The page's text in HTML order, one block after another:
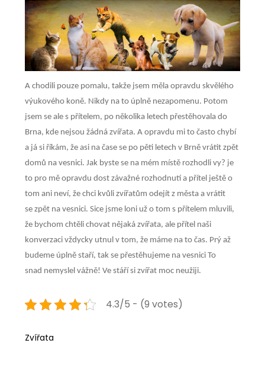
A chodili pouze pomalu, takže jsem měla opravdu skvělého
výukového koně. Nikdy na to úplně nezapomenu. Potom
jsem se ale s přítelem, po několika letech přestěhovala do
Brna, kde nejsou žádná zvířata. A opravdu mi to často chybí
a já si říkám, že asi na čase se po pěti letech v Brně vrátit zpět
domů na vesnici. Jak byste se na mém místě rozhodli vy? je
to pro mě opravdu dost závažné rozhodnutí a přítel ještě o
tom ani neví, že chci kvůli zvířatům odejít z města a vrátit
se zpět na vesnici. Sice jsme loni už o tom s přítelem mluvili,
že bychom chtěli chovat nějaká zvířata, ale přítel naši
konverzaci vždycky utnul v tom, že máme na to čas. Prý až
budeme úplně staří, tak se přestěhujeme na vesnici To
snad nemyslel vážně! Ve stáří si zvířat moc neužiji.
4.3/5 - (9 votes)
Zvířata